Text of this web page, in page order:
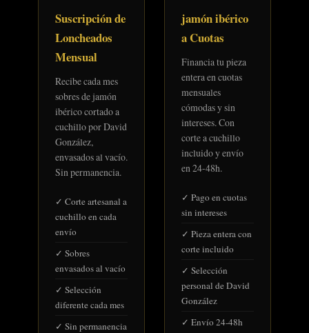
Suscripción de
Loncheados
Mensual
Recibe cada mes
sobres de jamón
ibérico cortado a
cuchillo por David
González,
envasados al vacío.
Sin permanencia.
✓ Corte artesanal a
cuchillo en cada
envío
✓ Sobres
envasados al vacío
✓ Selección
diferente cada mes
✓ Sin permanencia
jamón ibérico
a Cuotas
Financia tu pieza
entera en cuotas
mensuales
cómodas y sin
intereses. Con
corte a cuchillo
incluido y envío
en 24-48h.
✓ Pago en cuotas
sin intereses
✓ Pieza entera con
corte incluido
✓ Selección
personal de David
González
✓ Envío 24-48h